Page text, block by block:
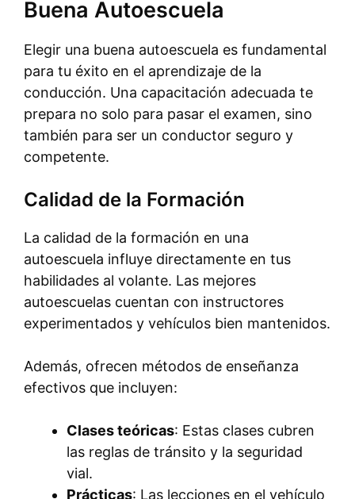
Buena Autoescuela
Elegir una buena autoescuela es fundamental
para tu éxito en el aprendizaje de la
conducción. Una capacitación adecuada te
prepara no solo para pasar el examen, sino
también para ser un conductor seguro y
competente.
Calidad de la Formación
La calidad de la formación en una
autoescuela influye directamente en tus
habilidades al volante. Las mejores
autoescuelas cuentan con instructores
experimentados y vehículos bien mantenidos.
Además, ofrecen métodos de enseñanza
efectivos que incluyen:
Clases teóricas: Estas clases cubren
las reglas de tránsito y la seguridad
vial.
Prácticas: Las lecciones en el vehículo